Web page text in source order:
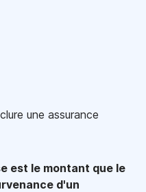
une assurance
est le montant que le
d'un